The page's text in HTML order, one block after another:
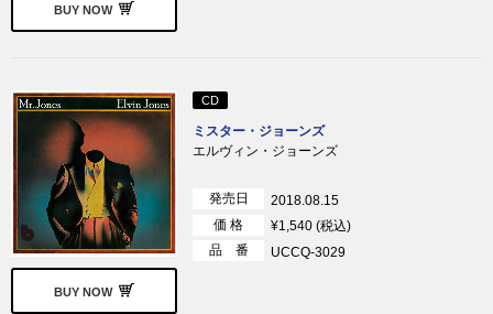
BUY NOW
BUY NOW
CD
ミスター・ジョーンズ
エルヴィン・ジョーンズ
発売日
2018.08.15
価 格
¥1,540 (税込)
品 番
UCCQ-3029